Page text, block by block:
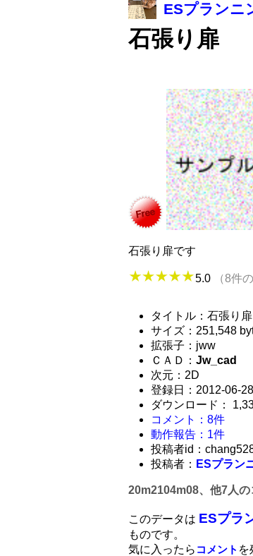
ESプランニ
石張り扉
石張り扉です
5.0 （8件
タイトル：石張り扉
サイズ：251,548
拡張子：jww
ＣＡＤ： Jw_cad
次元：2D
登録日：2012-06-
ダウンロード：
コメント：8件
動作報告：1件
投稿者id：
投稿者： ESプラン
20m2104m08、他7人の
このデータは ESプラ
ものです。
気に入ったら コメント を